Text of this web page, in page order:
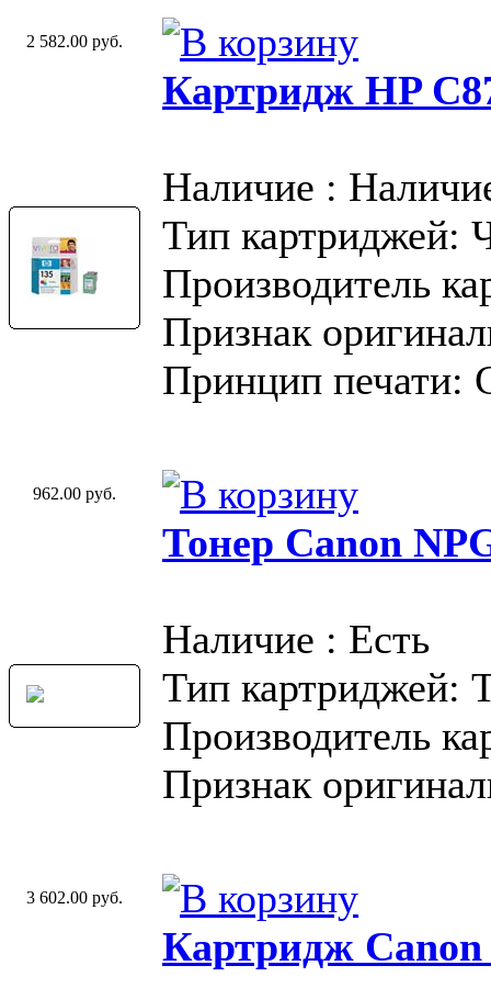
2 582.00 руб.
Картридж HP
Наличие :
Тип картриджей:
Производитель
Признак
Принцип печати:
962.00 руб.
Тонер Canon
Наличие : Есть
Тип картриджей:
Производитель
Признак
3 602.00 руб.
Картридж Canon